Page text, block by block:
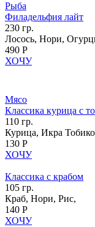
Рыба
Филадельфия лайт
230 гр.
Лосось, Нори,
490 Р
ХОЧУ
Мясо
Классика курица с
110 гр.
Курица, Икра
130 Р
ХОЧУ
Классика с крабом
105 гр.
Краб, Нори, Рис,
140 Р
ХОЧУ